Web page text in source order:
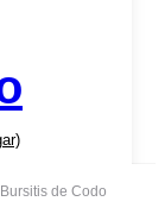
de Codo